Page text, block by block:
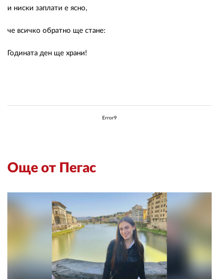
и ниски заплати е ясно,
че всичко обратно ще стане:
Годината ден ще храни!
Error9
Още от Пегас